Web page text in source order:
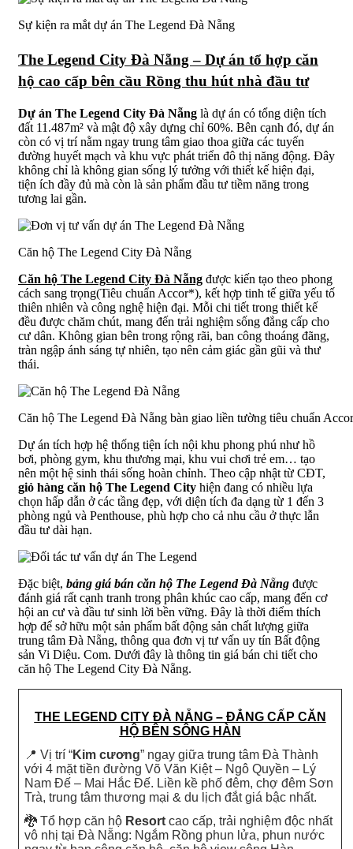
Sự kiện ra mắt dự án The Legend Đà Nẵng
The Legend City Đà Nẵng – Dự án tổ hợp căn
hộ cao cấp bên cầu Rồng thu hút nhà đầu tư
Dự án The Legend City Đà Nẵng là dự án có tổng diện tích
đất 11.487m² và mật độ xây dựng chỉ 60%. Bên cạnh đó, dự án
còn có vị trí nằm ngay trung tâm giao thoa giữa các tuyến
đường huyết mạch và khu vực phát triển đô thị năng động. Đây
không chỉ là không gian sống lý tưởng với thiết kế hiện đại,
tiện ích đầy đủ mà còn là sản phẩm đầu tư tiềm năng trong
tương lai gần.
Căn hộ The Legend City Đà Nẵng
Căn hộ The Legend City Đà Nẵng được kiến tạo theo phong
cách sang trọng(Tiêu chuẩn Accor*), kết hợp tinh tế giữa yếu tố
thiên nhiên và công nghệ hiện đại. Mỗi chi tiết trong thiết kế
đều được chăm chút, mang đến trải nghiệm sống đẳng cấp cho
cư dân. Không gian bên trong rộng rãi, ban công thoáng đãng,
tràn ngập ánh sáng tự nhiên, tạo nên cảm giác gần gũi và thư
thái.
Căn hộ The Legend Đà Nẵng bàn giao liền tường tiêu chuẩn
Dự án tích hợp hệ thống tiện ích nội khu phong phú như hồ
bơi, phòng gym, khu thương mại, khu vui chơi trẻ em… tạo
nên một hệ sinh thái sống hoàn chỉnh. Theo cập nhật từ CĐT,
giỏ hàng căn hộ The Legend City hiện đang có nhiều lựa
chọn hấp dẫn ở các tầng đẹp, với diện tích đa dạng từ 1 đến 3
phòng ngủ và Penthouse, phù hợp cho cả nhu cầu ở thực lẫn
đầu tư dài hạn.
Đặc biệt, bảng giá bán căn hộ The Legend Đà Nẵng được
đánh giá rất cạnh tranh trong phân khúc cao cấp, mang đến cơ
hội an cư và đầu tư sinh lời bền vững. Đây là thời điểm thích
hợp để sở hữu một sản phẩm bất động sản chất lượng giữa
trung tâm Đà Nẵng, thông qua đơn vị tư vấn uy tín Bất động
sản Vi Diệu. Com. Dưới đây là thông tin giá bán chi tiết cho
căn hộ The Legend City Đà Nẵng.
THE LEGEND CITY ĐÀ NẴNG – ĐẲNG CẤP CĂN
HỘ BÊN SÔNG HÀN
📍 Vị trí “Kim cương” ngay giữa trung tâm Đà Thành
với 4 mặt tiền đường Võ Văn Kiệt – Ngô Quyền – Lý
Nam Đế – Mai Hắc Đế. Liền kề phố đêm, chợ đêm Sơn
Trà, trung tâm thương mại & du lịch đắt giá bậc nhất.
🐉 Tổ hợp căn hộ Resort cao cấp, trải nghiệm độc nhất
vô nhị tại Đà Nẵng: Ngắm Rồng phun lửa, phun nước